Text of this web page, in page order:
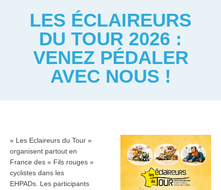
LES ÉCLAIREURS
DU TOUR 2026 :
VENEZ PÉDALER
AVEC NOUS !
« Les Eclaireurs du Tour »
organisent partout en
France des « Fils rouges »
cyclistes dans les
EHPADs. Les participants